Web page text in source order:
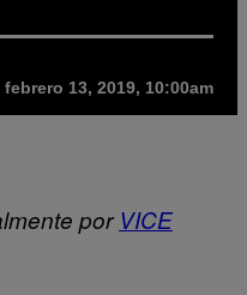
febrero 13, 2019, 10:00am
porVICE